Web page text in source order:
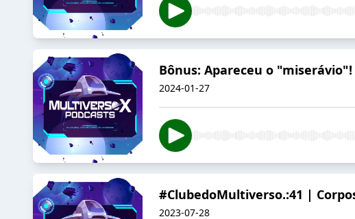
Bônus: Apareceu o "miserávio"!
2024-01-27
#ClubedoMultiverso.:41 |
2023-07-28